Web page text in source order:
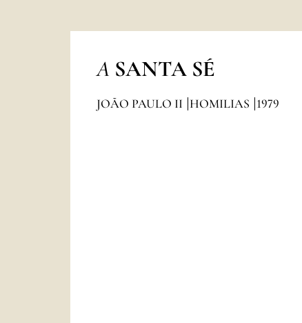
A SANTA SÉ
JOÃO PAULO II HOMILIAS 1979